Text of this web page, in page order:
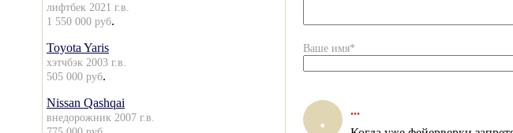
лифтбек 2021 г.в.
1 550 000 руб.
Toyota Yaris
хэтчбэк 2003 г.в.
505 000 руб.
Nissan Qashqai
внедорожник 2007 г.в.
Ваше имя*
. ...